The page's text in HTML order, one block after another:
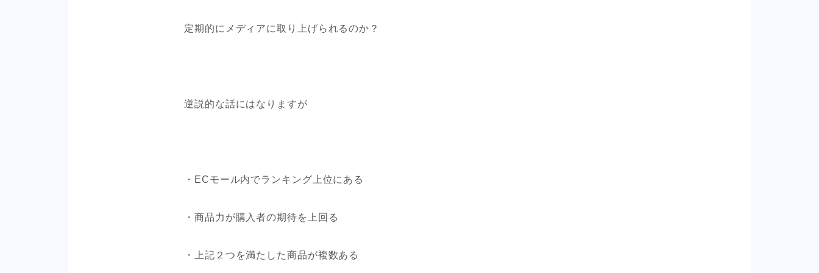
定期的にメディアに取り上げられるのか？
逆説的な話にはなりますが
・ECモール内でランキング上位にある
・商品力が購入者の期待を上回る
・上記２つを満たした商品が複数ある